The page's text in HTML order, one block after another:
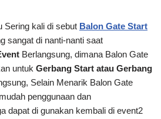
Sering kali di sebut Balon Gate Start
sangat di nanti-nanti saat
Berlangsung, dimana Balon Gate
untuk Gerbang Start atau Gerbang
Selain Menarik Balon Gate
penggunaan dan
dapat di gunakan kembali di event2